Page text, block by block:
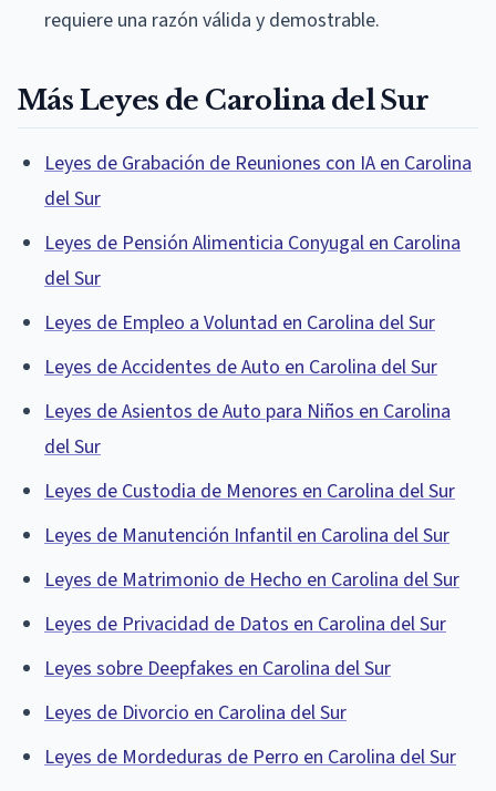
requiere una razón válida y demostrable.
Más Leyes de Carolina del Sur
Leyes de Grabación de Reuniones con IA en Carolina
del Sur
Leyes de Pensión Alimenticia Conyugal en Carolina
del Sur
Leyes de Empleo a Voluntad en Carolina del Sur
Leyes de Accidentes de Auto en Carolina del Sur
Leyes de Asientos de Auto para Niños en Carolina
del Sur
Leyes de Custodia de Menores en Carolina del Sur
Leyes de Manutención Infantil en Carolina del Sur
Leyes de Matrimonio de Hecho en Carolina del Sur
Leyes de Privacidad de Datos en Carolina del Sur
Leyes sobre Deepfakes en Carolina del Sur
Leyes de Divorcio en Carolina del Sur
Leyes de Mordeduras de Perro en Carolina del Sur